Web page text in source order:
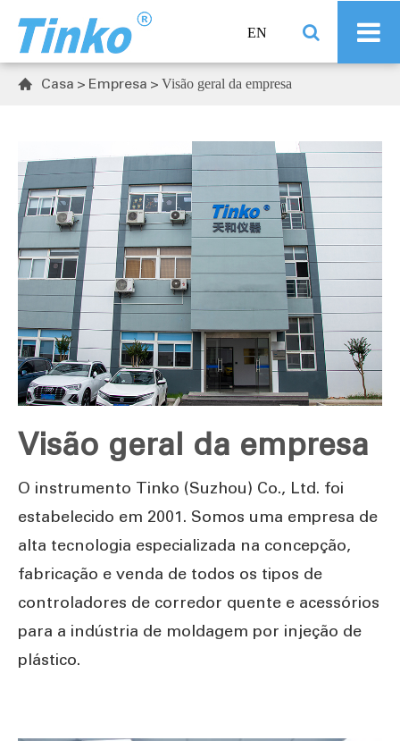
EN
 Casa Empresa Visão geral da empresa
Visão geral da empresa
O instrumento Tinko (Suzhou) Co., Ltd. foi
estabelecido em 2001. Somos uma empresa de
alta tecnologia especializada na concepção,
fabricação e venda de todos os tipos de
controladores de corredor quente e acessórios
para a indústria de moldagem por injeção de
plástico.